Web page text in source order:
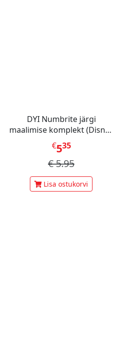
DYI Numbrite järgi
maalimise komplekt (Disney
Stitch Dinner Party)
€535
€5.95
Lisa ostukorvi